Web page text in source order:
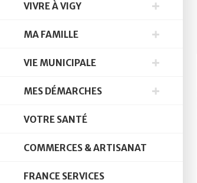
VIVRE À VIGY
MA FAMILLE
VIE MUNICIPALE
MES DÉMARCHES
VOTRE SANTÉ
COMMERCES & ARTISANAT
FRANCE SERVICES